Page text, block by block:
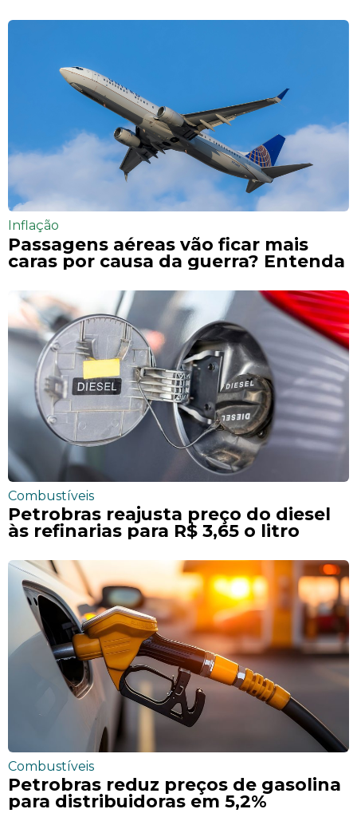
Inflação
Passagens aéreas vão ficar mais
caras por causa da guerra? Entenda
Combustíveis
Petrobras reajusta preço do diesel
às refinarias para R$ 3,65 o litro
Combustíveis
Petrobras reduz preços de gasolina
para distribuidoras em 5,2%